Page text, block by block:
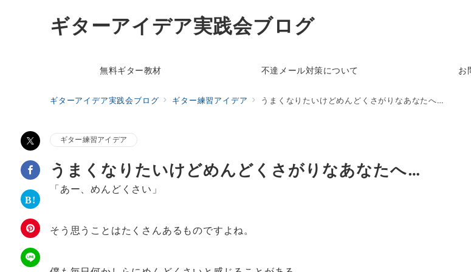
ギターアイデア実践会ブログ
無料ギター教材 不達メール対策について お
ギターアイデア実践会ブログ ギター練習アイデア うまくなりたいけどめんどくさがりなあなたへ…
ギター練習アイデア
うまくなりたいけどめんどくさがりなあなたへ…
「あー、めんどくさい」
そう思うことはたくさんあるものですよね。